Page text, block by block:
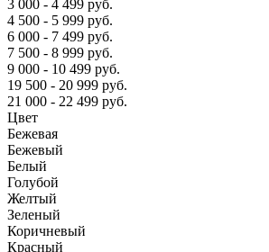
3 000 - 4 499 руб.
4 500 - 5 999 руб.
6 000 - 7 499 руб.
7 500 - 8 999 руб.
9 000 - 10 499 руб.
19 500 - 20 999 руб.
21 000 - 22 499 руб.
Цвет
Бежевая
Бежевый
Белый
Голубой
Желтый
Зеленый
Коричневый
Красный